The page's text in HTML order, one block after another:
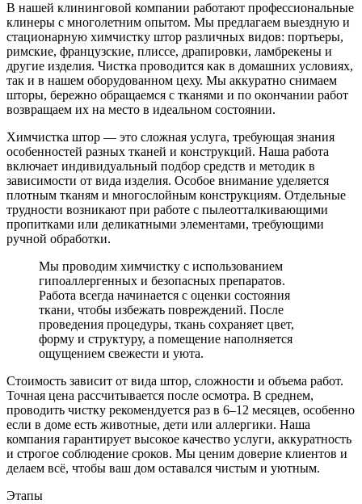
В нашей клининговой компании работают профессиональные
клинеры с многолетним опытом. Мы предлагаем выездную и
стационарную химчистку штор различных видов: портьеры,
римские, французские, плиссе, драпировки, ламбрекены и
другие изделия. Чистка проводится как в домашних условиях,
так и в нашем оборудованном цеху. Мы аккуратно снимаем
шторы, бережно обращаемся с тканями и по окончании работ
возвращаем их на место в идеальном состоянии.
Химчистка штор — это сложная услуга, требующая знания
особенностей разных тканей и конструкций. Наша работа
включает индивидуальный подбор средств и методик в
зависимости от вида изделия. Особое внимание уделяется
плотным тканям и многослойным конструкциям. Отдельные
трудности возникают при работе с пылеотталкивающими
пропитками или деликатными элементами, требующими
ручной обработки.
Мы проводим химчистку с использованием
гипоаллергенных и безопасных препаратов.
Работа всегда начинается с оценки состояния
ткани, чтобы избежать повреждений. После
проведения процедуры, ткань сохраняет цвет,
форму и структуру, а помещение наполняется
ощущением свежести и уюта.
Стоимость зависит от вида штор, сложности и объема работ.
Точная цена рассчитывается после осмотра. В среднем,
проводить чистку рекомендуется раз в 6–12 месяцев, особенно
если в доме есть животные, дети или аллергики. Наша
компания гарантирует высокое качество услуги, аккуратность
и строгое соблюдение сроков. Мы ценим доверие клиентов и
делаем всё, чтобы ваш дом оставался чистым и уютным.
Этапы